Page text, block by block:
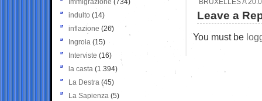
BRUXELLES A
Leave a
You must be
Immigrazione (734)
indulto (14)
inflazione (26)
Ingroia (15)
Interviste (16)
la casta (1.394)
La Destra (45)
La Sapienza (5)